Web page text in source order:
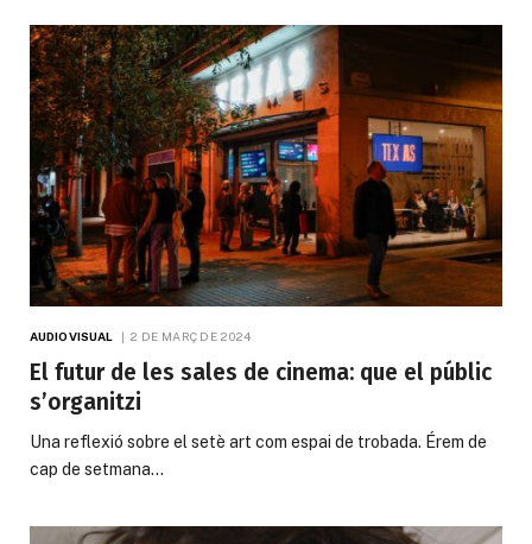
AUDIOVISUAL 2 DE MARÇ DE 2024
El futur de les sales de cinema: que el públic
s’organitzi
Una reflexió sobre el setè art com espai de trobada. Érem de
cap de setmana…